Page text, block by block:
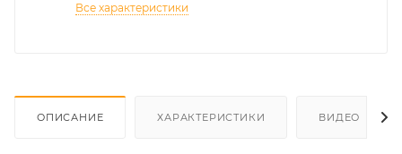
Все характеристики
ОПИСАНИЕ ХАРАКТЕРИСТИКИ ВИДЕО